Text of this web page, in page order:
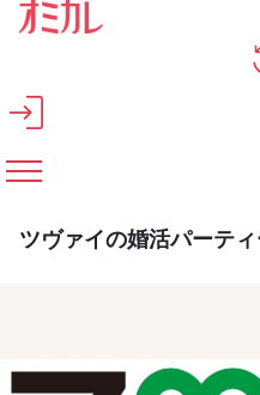
メインコンテンツへスキップ
ツヴァイの婚活パーテ